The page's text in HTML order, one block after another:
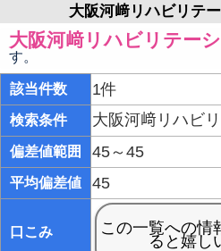
大阪河﨑リハビリテ
大阪河﨑リハビリテー
す。
該当件数 1件
検索条件 大阪河﨑リハビ
偏差値範囲 45～45
平均偏差値 45
口こみ